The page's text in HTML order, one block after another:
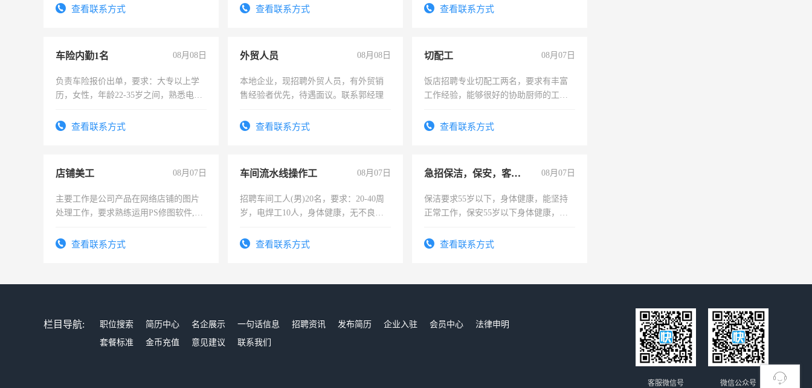
查看联系方式
表或者有医学资质的优先，底薪+绩效，
查看联系方式 查看联系方式
车险内勤1名 08月08日
负责车险报价出单，要求：大专以上学
历，女性，年龄22-35岁之间，熟悉电脑
试用期1-3个月，转正后交纳五险，
查看联系方式
外贸人员 08月08日
本地企业，现招聘外贸人员，有外贸销
售经验者优先，待遇面议。联系郭经理
查看联系方式
切配工 08月07日
饭店招聘专业切配工两名，要求有丰富
工作经验，能够很好的协助厨师的工
4500。查看联系方式
店铺美工 08月07日
主要工作是公司产品在网络店铺的图片
处理工作，要求熟练运用PS修图软件,工
查看联系方式
车间流水线操作工 08月07日
招聘车间工人(男)20名，要求：20-40周
岁，电焊工10人，身体健康，无不良嗜
宿，免费发放劳保用品，两班倒，每月
查看联系方式
急招保洁，保安，客服，工程 08月07日
保洁要求55岁以下，身体健康，能坚持
正常工作，保安55岁以下身体健康，有
录，客服要求45岁以下高中以上文化，
查看联系方式
栏目导航: 职位搜索 简历中心 名企展示 一句话信息 招聘资讯 发布简历 企业入驻 会员中心
法律申明
套餐标准
金币充值 意见建议 联系我们
微信公众号
客服微信号